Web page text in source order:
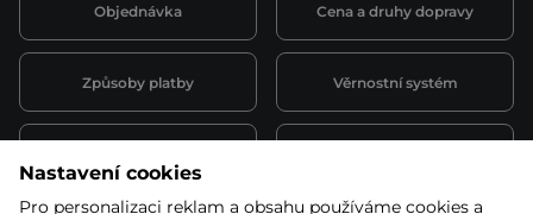
Objednávka Cena a druhy dopravy
Způsoby platby Věrnostní systém
Nastavení cookies
Pro personalizaci reklam a obsahu používáme cookies a